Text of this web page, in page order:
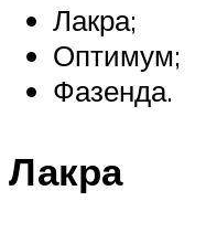
Лакра;
Оптимум;
Фазенда.
Лакра